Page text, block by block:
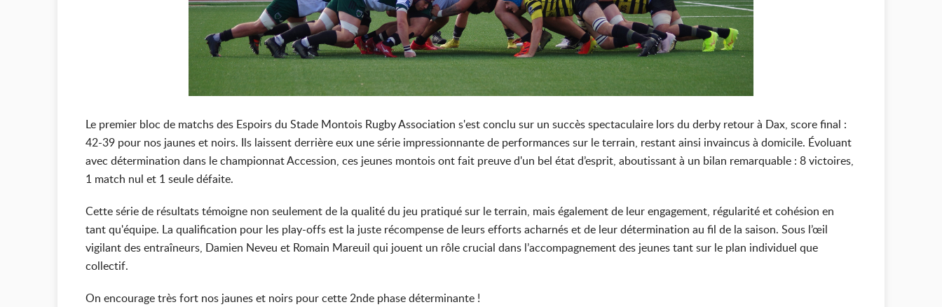
Le premier bloc de matchs des Espoirs du Stade Montois Rugby Association s'est conclu sur un succès spectaculaire lors du derby retour à Dax, score final :
42-39 pour nos jaunes et noirs. Ils laissent derrière eux une série impressionnante de performances sur le terrain, restant ainsi invaincus à domicile. Évoluant
avec détermination dans le championnat Accession, ces jeunes montois ont fait preuve d'un bel état d’esprit, aboutissant à un bilan remarquable : 8 victoires,
1 match nul et 1 seule défaite.
Cette série de résultats témoigne non seulement de la qualité du jeu pratiqué sur le terrain, mais également de leur engagement, régularité et cohésion en
tant qu'équipe. La qualification pour les play-offs est la juste récompense de leurs efforts acharnés et de leur détermination au fil de la saison. Sous l’œil
vigilant des entraîneurs, Damien Neveu et Romain Mareuil qui jouent un rôle crucial dans l’accompagnement des jeunes tant sur le plan individuel que
collectif.
On encourage très fort nos jaunes et noirs pour cette 2nde phase déterminante !